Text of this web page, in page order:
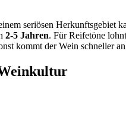
seriösen Herkunftsgebiet
2-5 Jahren. Für Reifetöne
kommt der Wein schneller